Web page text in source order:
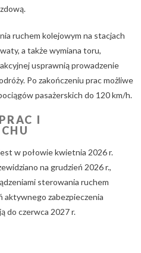
ruchem kolejowym na stacjach
a także wymiana toru,
usprawnią prowadzenie
Po zakończeniu prac możliwe
pasażerskich do 120 km/h.
I
w połowie kwietnia 2026 r.
na grudzień 2026 r.,
sterowania ruchem
aktywnego zabezpieczenia
do czerwca 2027 r.